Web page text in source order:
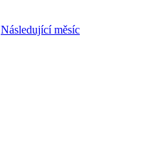
Následující měsíc